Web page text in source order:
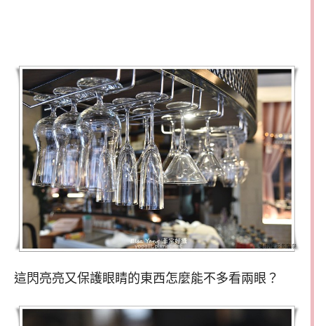
這閃亮亮又保護眼睛的東西怎麼能不多看兩眼？